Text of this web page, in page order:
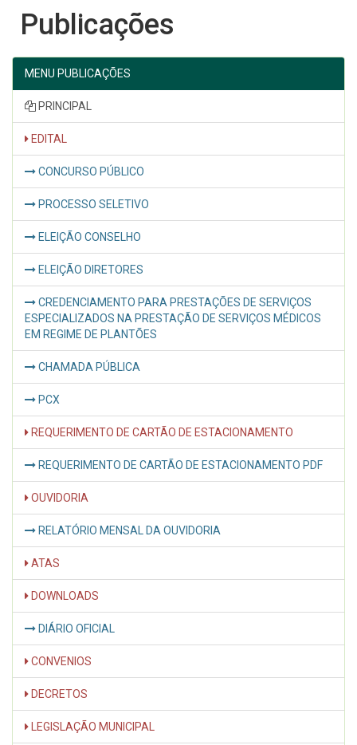
Publicações
MENU PUBLICAÇÕES
PRINCIPAL
EDITAL
CONCURSO PÚBLICO
PROCESSO SELETIVO
ELEIÇÃO CONSELHO
ELEIÇÃO DIRETORES
CREDENCIAMENTO PARA PRESTAÇÕES DE SERVIÇOS
ESPECIALIZADOS NA PRESTAÇÃO DE SERVIÇOS MÉDICOS
EM REGIME DE PLANTÕES
CHAMADA PÚBLICA
PCX
REQUERIMENTO DE CARTÃO DE ESTACIONAMENTO
REQUERIMENTO DE CARTÃO DE ESTACIONAMENTO PDF
OUVIDORIA
RELATÓRIO MENSAL DA OUVIDORIA
ATAS
DOWNLOADS
DIÁRIO OFICIAL
CONVENIOS
DECRETOS
LEGISLAÇÃO MUNICIPAL